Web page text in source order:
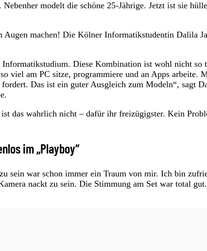
modelt die schöne 25-Jährige. Jetzt ist sie
Augen machen! Die Kölner Informatikstudentin Dalila
Informatikstudium. Diese Kombination ist wohl nicht so
viel am PC sitze, programmiere und an Apps arbeite.
Das ist ein guter Ausgleich zum Modeln“, sagt
das wahrlich nicht – dafür ihr freizügigster. Kein
im „Playboy“
sein war schon immer ein Traum von mir. Ich bin
nackt zu sein. Die Stimmung am Set war total